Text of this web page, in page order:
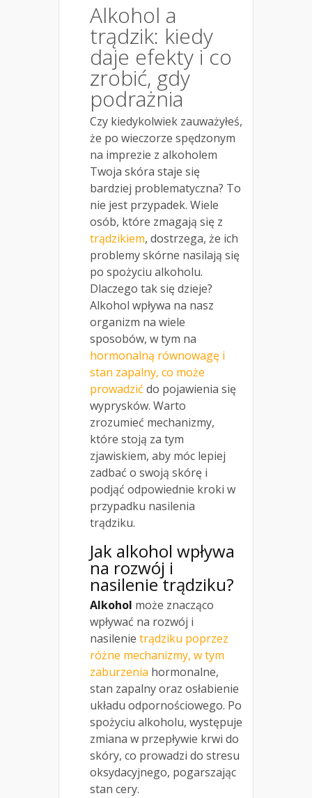
Alkohol a
trądzik: kiedy
daje efekty i co
zrobić, gdy
podrażnia
Czy kiedykolwiek zauważyłeś,
że po wieczorze spędzonym
na imprezie z alkoholem
Twoja skóra staje się
bardziej problematyczna? To
nie jest przypadek. Wiele
osób, które zmagają się z
trądzikiem, dostrzega, że ich
problemy skórne nasilają się
po spożyciu alkoholu.
Dlaczego tak się dzieje?
Alkohol wpływa na nasz
organizm na wiele
sposobów, w tym na
hormonalną równowagę i
stan zapalny, co może
prowadzić do pojawienia się
wyprysków. Warto
zrozumieć mechanizmy,
które stoją za tym
zjawiskiem, aby móc lepiej
zadbać o swoją skórę i
podjąć odpowiednie kroki w
przypadku nasilenia
trądziku.
Jak alkohol wpływa
na rozwój i
nasilenie trądziku?
Alkohol może znacząco
wpływać na rozwój i
nasilenie trądziku poprzez
różne mechanizmy, w tym
zaburzenia hormonalne,
stan zapalny oraz osłabienie
układu odpornościowego. Po
spożyciu alkoholu, występuje
zmiana w przepływie krwi do
skóry, co prowadzi do stresu
oksydacyjnego, pogarszając
stan cery.